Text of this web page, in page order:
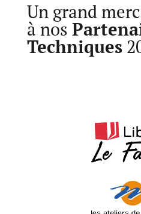
Un grand
à nos
Techniques